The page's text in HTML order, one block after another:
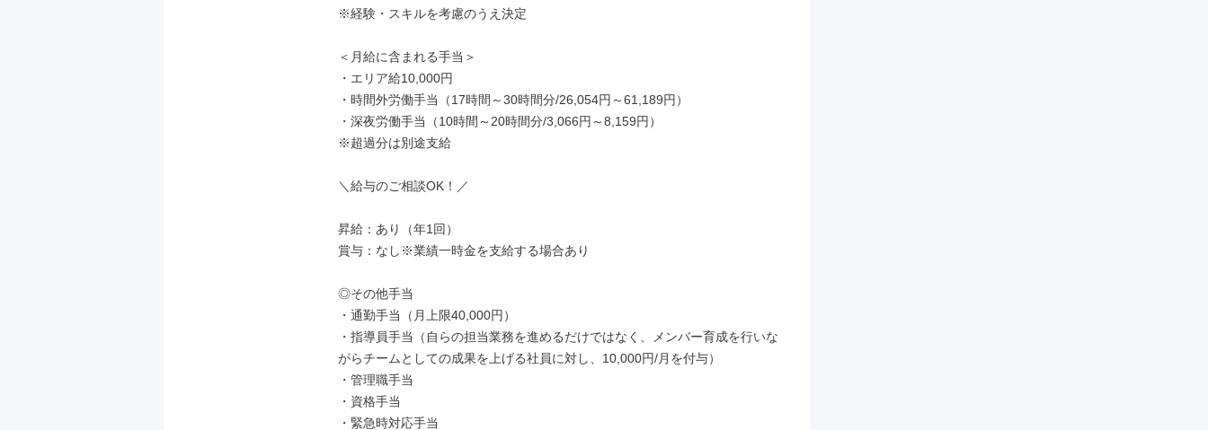
※経験・スキルを考慮のうえ決定
＜月給に含まれる手当＞
・エリア給10,000円
・時間外労働手当（17時間～30時間分/26,054円～61,189円）
・深夜労働手当（10時間～20時間分/3,066円～8,159円）
※超過分は別途支給
＼給与のご相談OK！／
昇給：あり（年1回）
賞与：なし※業績一時金を支給する場合あり
◎その他手当
・通勤手当（月上限40,000円）
・指導員手当（自らの担当業務を進めるだけではなく、メンバー育成を行いな
がらチームとしての成果を上げる社員に対し、10,000円/月を付与）
・管理職手当
・資格手当
・緊急時対応手当